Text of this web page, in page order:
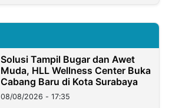
Solusi Tampil Bugar dan Awet
Muda, HLL Wellness Center Buka
Cabang Baru di Kota Surabaya
08/08/2026 - 17:35